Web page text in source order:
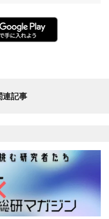
連記事